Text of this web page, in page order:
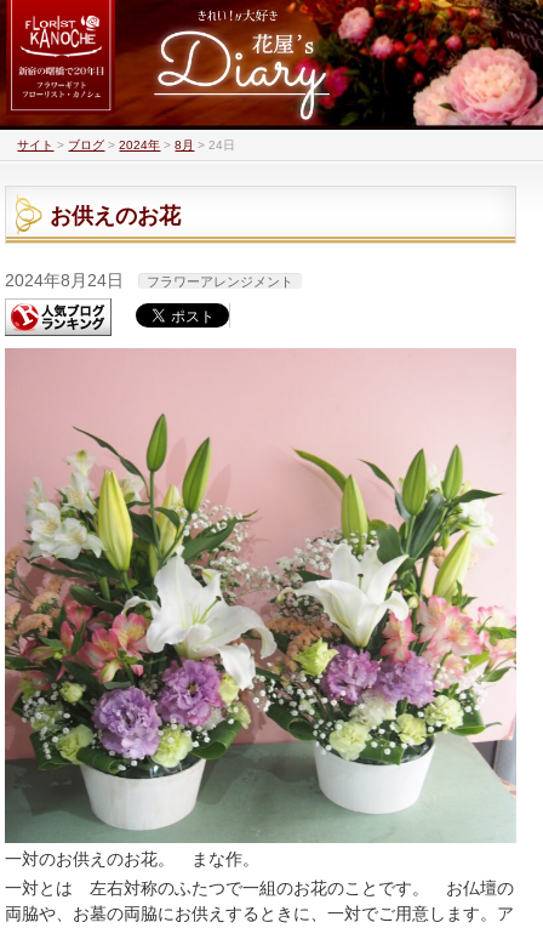
サイト > ブログ >2024年 >8月 >24日
お供えのお花
2024年8月24日 フラワーアレンジメント
一対のお供えのお花。 まな作。
一対とは 左右対称のふたつで一組のお花のことです。 お仏壇の
両脇や、お墓の両脇にお供えするときに、一対でご用意します。ア